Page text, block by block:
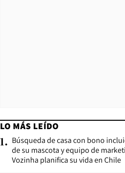
LO MÁS LEÍDO
1. Búsqueda de casa con bono
de su mascota y equipo de
Vozinha planifica su vida en Chile